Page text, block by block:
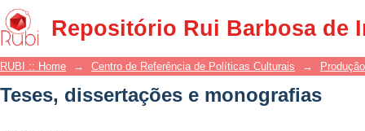
Repositório Rui Barbosa de
Teses, dissertações e monografias
RUBI :: Home → Centro de Referência de Políticas Culturais →
Teses, dissertações e monografias